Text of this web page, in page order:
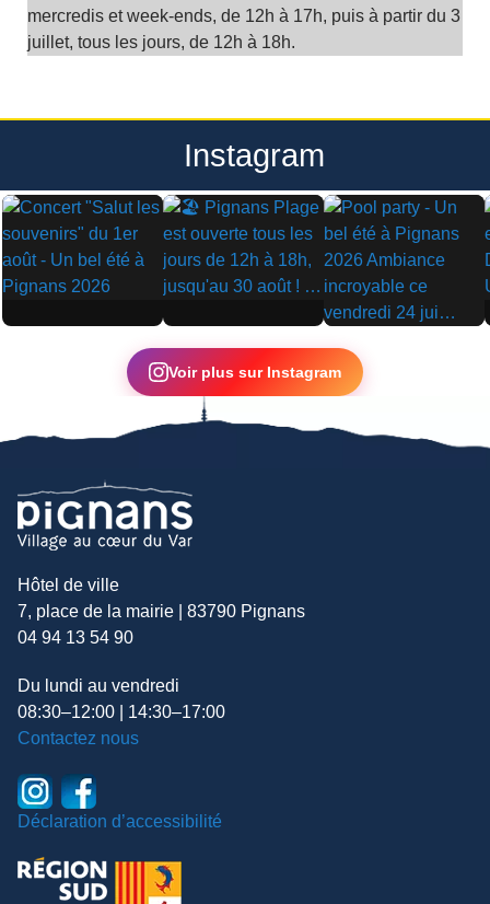
mercredis et week-ends, de 12h à 17h, puis à partir du 3
juillet, tous les jours, de 12h à 18h.
Instagram
▶ ▶
▶
Voir plus sur Instagram
Hôtel de ville
7, place de la mairie | 83790 Pignans
04 94 13 54 90
Du lundi au vendredi
08:30–12:00 | 14:30–17:00
Contactez nous
Déclaration d’accessibilité